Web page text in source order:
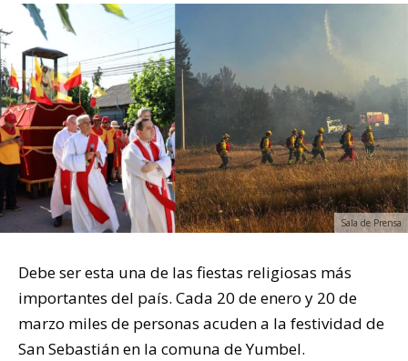
Sala de Prensa
Debe ser esta una de las fiestas religiosas más
importantes del país. Cada 20 de enero y 20 de
marzo miles de personas acuden a la festividad de
San Sebastián en la comuna de Yumbel.